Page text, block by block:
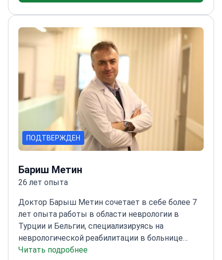
факультет, доктор завершил специализацию в
Бейоглу Глазной Учебно-Исследовательской
Больнице. Доктор является членом Турецкой
Медицинской Ассоциации, Турецкой
Офтальмологической Ассоциации и
Европейского Общества Катарактальных и
Рефракционных Хирургов.<\/p>
ПОДТВЕРЖДЕН
Бариш Метин
26 лет опыта
Доктор Барыш Метин сочетает в себе более 7
лет опыта работы в области неврологии в
Турции и Бельгии, специализируясь на
неврологической реабилитации в больнице
головного мозга NP Istanbul.
Читать подробнее